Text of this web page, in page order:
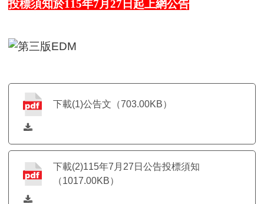
投標須知於115年7月27日起上網公告
下載(1)公告文（703.00KB）
下載(2)115年7月27日公告投標須知
（1017.00KB）